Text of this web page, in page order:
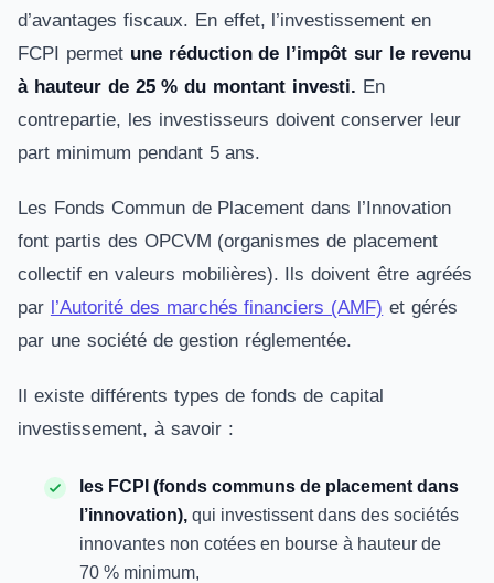
d’avantages fiscaux. En effet, l’investissement en
FCPI permet une réduction de l’impôt sur le revenu
à hauteur de 25 % du montant investi. En
contrepartie, les investisseurs doivent conserver leur
part minimum pendant 5 ans.
Les Fonds Commun de Placement dans l’Innovation
font partis des OPCVM (organismes de placement
collectif en valeurs mobilières). Ils doivent être agréés
par l’Autorité des marchés financiers (AMF) et gérés
par une société de gestion réglementée.
Il existe différents types de fonds de capital
investissement, à savoir :
les FCPI (fonds communs de placement dans
l’innovation), qui investissent dans des sociétés
innovantes non cotées en bourse à hauteur de
70 % minimum,